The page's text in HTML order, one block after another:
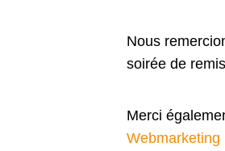
Nous
soirée de
Merci
Webmarketing